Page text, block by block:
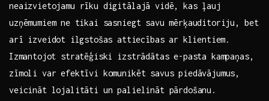
neaizvietojamu ‍rīku ‍digitālajā vidē, kas‍ ļauj
uzņēmumiem⁢ ne tikai sasniegt savu mērķauditoriju, ​bet
arī izveidot ⁢ilgstošas⁢ attiecības ar ​klientiem.
⁢Izmantojot stratēģiski izstrādātas e-pasta‌ kampaņas,
zīmoli var efektīvi komunikēt savus piedāvājumus,‍
veicināt lojalitāti un palielināt pārdošanu.